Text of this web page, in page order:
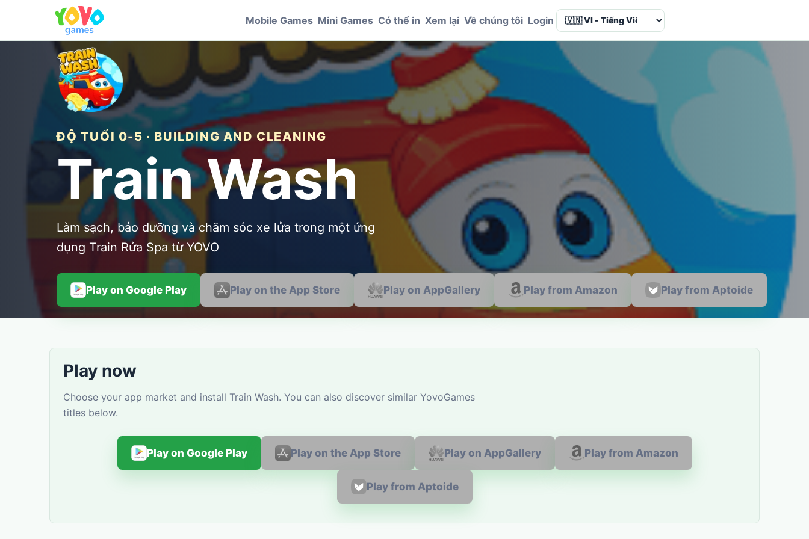
Mobile Games Mini Games Có thể in Xem lại Về chúng tôi Login Language
ĐỘ TUỔI 0-5 · BUILDING AND CLEANING
Train Wash
Làm sạch, bảo dưỡng và chăm sóc xe lửa trong một ứng
dụng Train Rửa Spa từ YOVO
Play on Google Play Play on the App Store Play on AppGallery Play from Amazon Play from Aptoide
Play now
Choose your app market and install Train Wash. You can also discover similar YovoGames
titles below.
Play on Google Play Play on the App Store Play on AppGallery Play from Amazon
Play from Aptoide